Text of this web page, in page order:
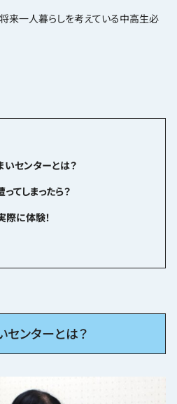
来一人暮らしを考えている中高生必
いセンターとは？
てしまったら？
に体験！
センターとは？